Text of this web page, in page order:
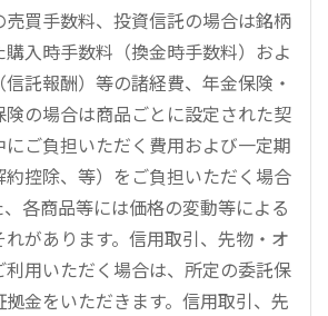
買手数料、投資信託の場合は銘柄
購入時手数料（換金時手数料）およ
託報酬）等の諸経費、年金保険・
の場合は商品ごとに設定された契
ご負担いただく費用および一定期
控除、等）をご負担いただく場合
各商品等には価格の変動等による
があります。信用取引、先物・オ
利用いただく場合は、所定の委託保
金をいただきます。信用取引、先